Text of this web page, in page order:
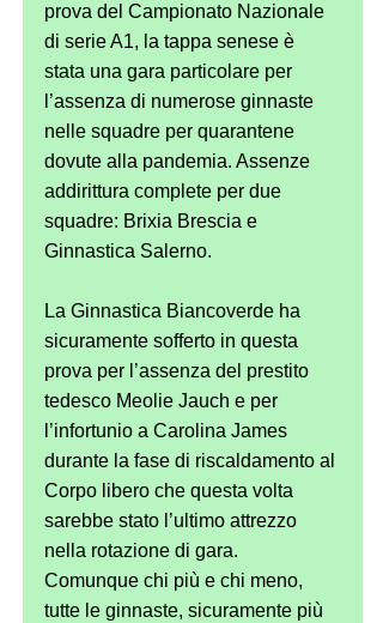
prova del Campionato Nazionale
di serie A1, la tappa senese è
stata una gara particolare per
l’assenza di numerose ginnaste
nelle squadre per quarantene
dovute alla pandemia. Assenze
addirittura complete per due
squadre: Brixia Brescia e
Ginnastica Salerno.
La Ginnastica Biancoverde ha
sicuramente sofferto in questa
prova per l’assenza del prestito
tedesco Meolie Jauch e per
l’infortunio a Carolina James
durante la fase di riscaldamento al
Corpo libero che questa volta
sarebbe stato l’ultimo attrezzo
nella rotazione di gara.
Comunque chi più e chi meno,
tutte le ginnaste, sicuramente più